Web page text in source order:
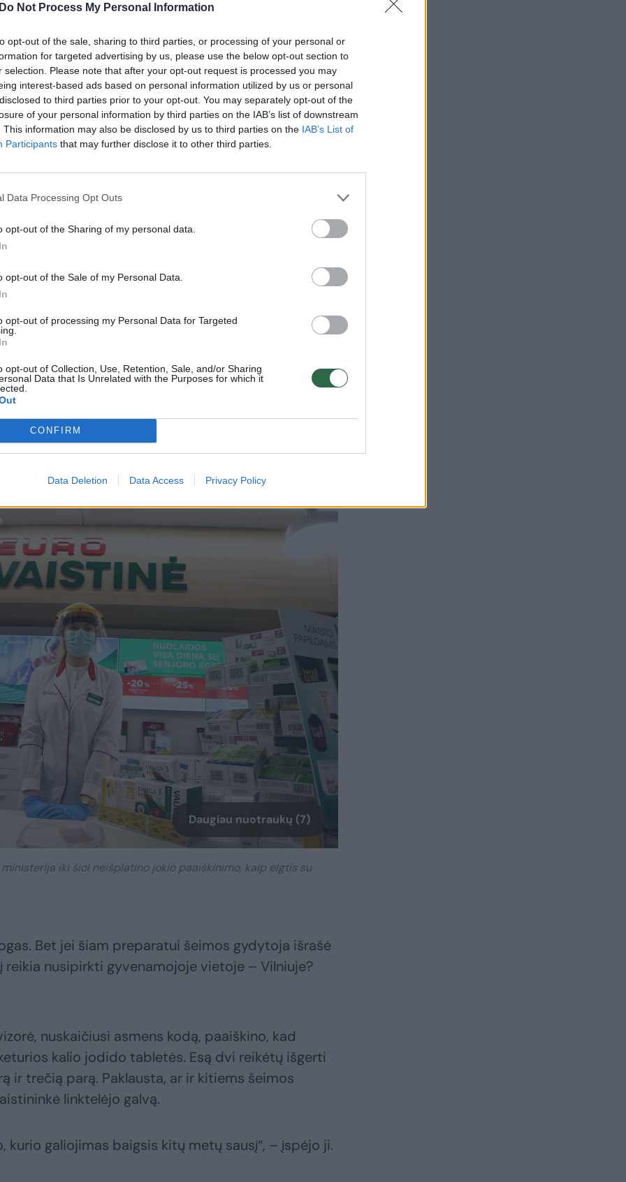
Do Not Process My Personal Information
opt-out of the sale, sharing to third parties, or processing of your personal or
for targeted advertising by us, please use the below opt-out section to
selection. Please note that after your opt-out request is processed you may
interest-based ads based on personal information utilized by us or personal
to third parties prior to your opt-out. You may separately opt-out of the
of your personal information by third parties on the IAB’s list of downstream
This information may also be disclosed by us to third parties on the IAB’s List of
Participants that may further disclose it to other third parties.
Data Processing Opt Outs
opt-out of the Sharing of my personal data.
opt-out of the Sale of my Personal Data.
opt-out of processing my Personal Data for Targeted
opt-out of Collection, Use, Retention, Sale, and/or Sharing
Data that Is Unrelated with the Purposes for which it
CONFIRM
Data Deletion Data Access Privacy Policy
kad radioaktyvusis jodo izotopas nepatektų į
atveju jos suteiktų laiko evakuacijai.
tebeguli sandėliuose, o vaistinės išparduoda tai, ką
prekybos centre esančioje „Eurovaistinėje“ dirbanti
suklusti. Mat ji, rugpjūčio viduryje parduodama
recepto sistemoje pamatė ir paskirtą kalio
Daugiau nuotraukų (7)
iki šiol neišplatino jokio paaiškinimo, kaip elgtis su
Bet jei šiam preparatui šeimos gydytoja išrašė
reikia nusipirkti gyvenamojoje vietoje – Vilniuje?
nuskaičiusi asmens kodą, paaiškino, kad
kalio jodido tabletės. Esą dvi reikėtų išgerti
ir trečią parą. Paklausta, ar ir kitiems šeimos
linktelėjo galvą.
galiojimas baigsis kitų metų sausį“, – įspėjo ji.